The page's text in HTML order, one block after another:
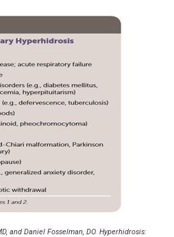
and Daniel Fosselman, DO. Hyperhidrosis: